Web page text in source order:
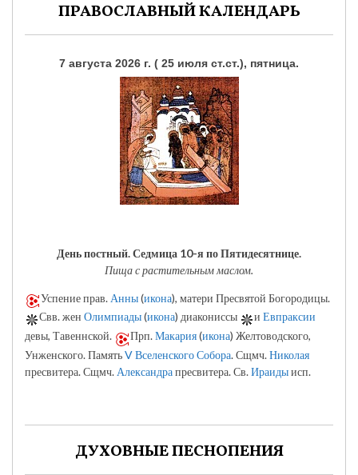
ПРАВОСЛАВНЫЙ КАЛЕНДАРЬ
7 августа 2026 г. ( 25 июля ст.ст.), пятница.
День постный.Седмица 10-я по Пятидесятнице.
Пища с растительным маслом.
Успение прав. Анны(икона), матери Пресвятой Богородицы.
Свв. жен Олимпиады(икона) диакониссы и Евпраксии
девы, Тавеннской.
Прп.Макария(икона) Желтоводского,
Унженского. ПамятьV Вселенского Собора. Сщмч.Николая
пресвитера. Сщмч. Александрапресвитера. Св.Ираидыисп.
ДУХОВНЫЕ ПЕСНОПЕНИЯ